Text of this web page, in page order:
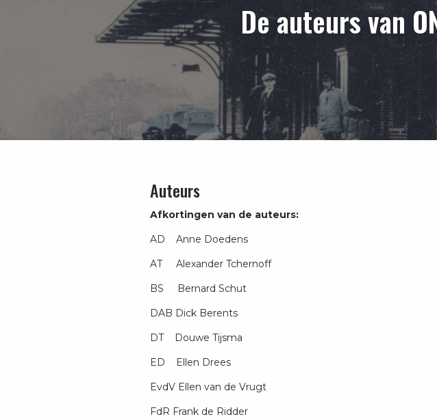
De auteurs van
Auteurs
Afkortingen van de auteurs:
AD Anne Doedens
AT Alexander Tchernoff
BS Bernard Schut
DAB Dick Berents
DT Douwe Tijsma
ED Ellen Drees
EvdV Ellen van de Vrugt
FdR Frank de Ridder